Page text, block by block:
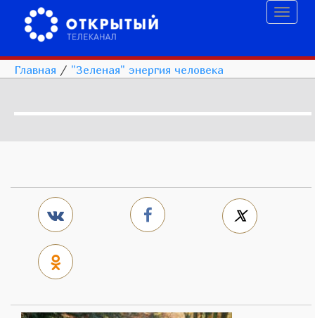
Главная / "Зеленая" энергия человека